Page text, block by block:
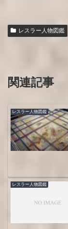
レスラー人物図鑑
関連記事
レスラー人物図鑑
レスラー人物図鑑